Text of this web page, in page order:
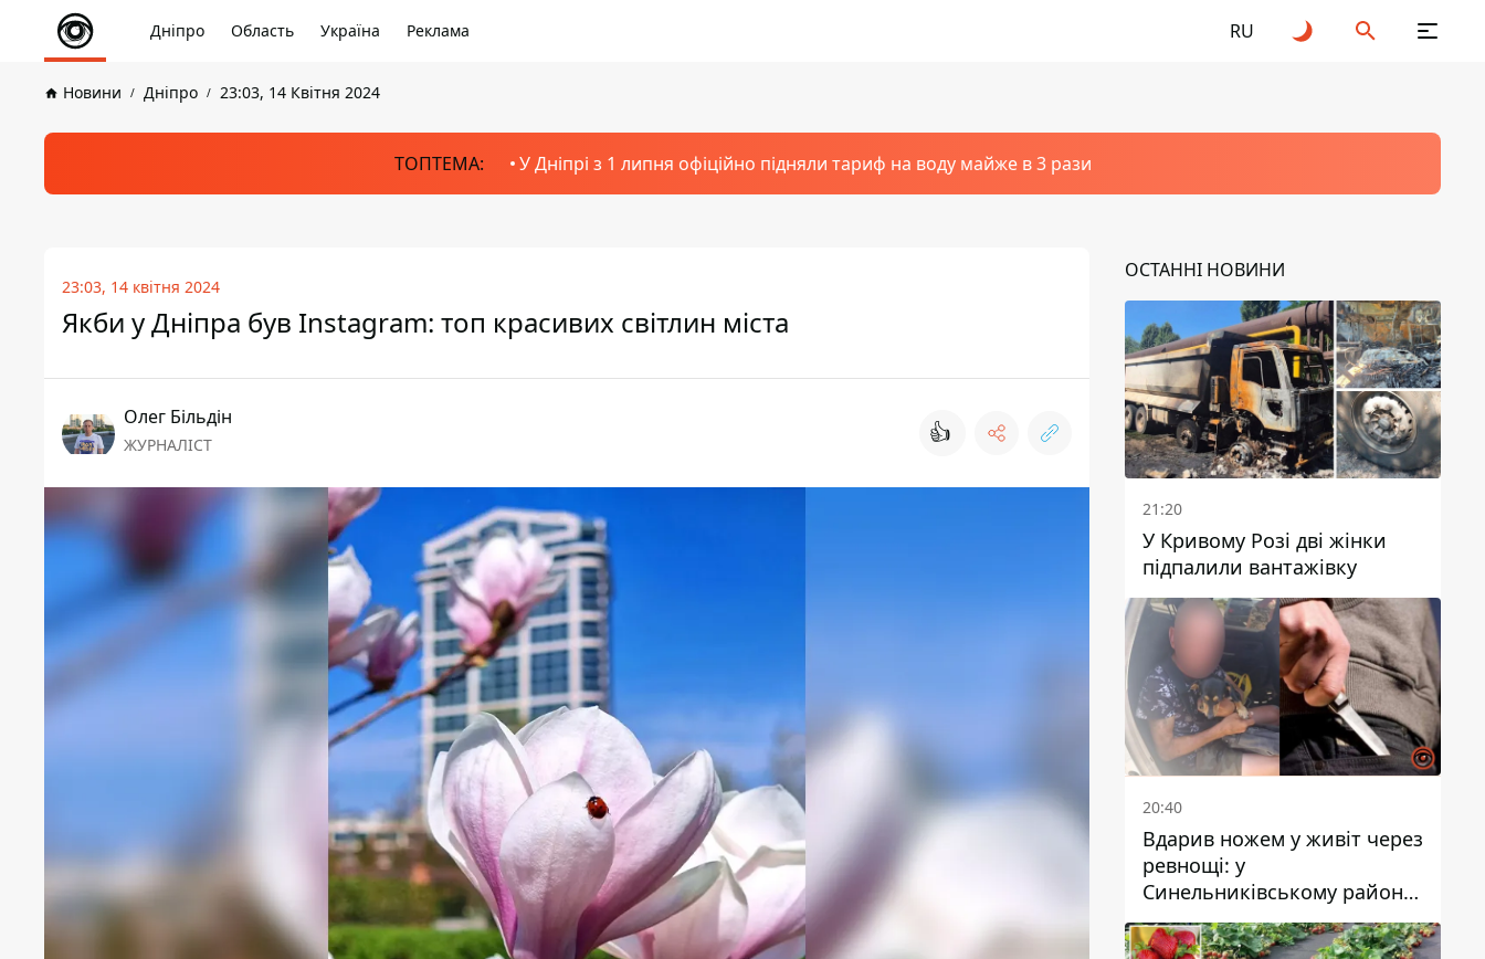
Дніпро Область Україна Реклама RU
Новини Дніпро 23:03, 14 Квітня 2024
ТОПТЕМА: У Дніпрі з 1 липня офіційно підняли тариф на воду майже в 3 рази
23:03, 14 квітня 2024
Якби у Дніпра був Instagram: топ красивих світлин міста
Олег Більдін
ЖУРНАЛІСТ 👍
ОСТАННІ НОВИНИ
21:20
У Кривому Розі дві жінки
підпалили вантажівку
20:40
Вдарив ножем у живіт через
ревнощі: у
Синельниківському районі
затримали 49-річного
чоловіка за вбивство